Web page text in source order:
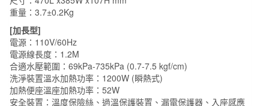
重量：3.7±0.2Kg
[加長型]
電源：110V/60Hz
電源線長度：1.2M
合適水壓範圍：69kPa-735kPa (0.7-7.5 kgf/cm)
洗淨裝置溫水加熱功率：1200W (瞬熱式)
加熱便座溫座加熱功率：52W
安全裝置：溫度保險絲、過溫保護裝置、漏電保護器、入座感應